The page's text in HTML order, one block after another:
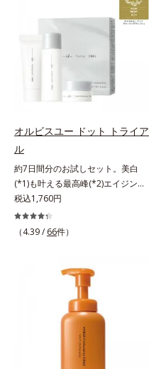
オルビスユー ドット トライア
ル
約7日間分のお試しセット。美白
(*1)も叶える最高峰(*2)エイジング
ケア(*3)。ハリも透明感(*4)も結果
主義。年齢サイン(*5)の因子に着目
した肌科学エイジングケア(*3)シリ
対処するのではなく、肌で起きてい
ることの根本原因に着目。加齢とと
もに現れる年齢サイン(*5)について
研究を進めたところ、弾力感のない
状態である「ハリのなさ」や、くす
み(*6)などが現れている状態である
「透明感のなさ」が現れることで大
税込1,760円
（4.39 / 66件）